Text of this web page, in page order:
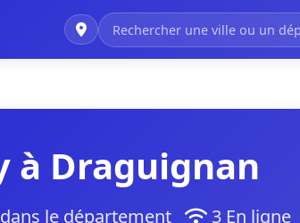
à Draguignan
le département
3 En ligne